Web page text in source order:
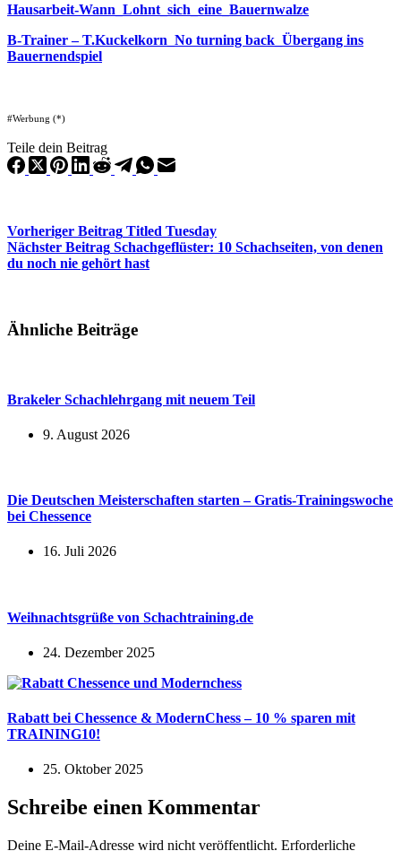
Hausarbeit-Wann_Lohnt_sich_eine_Bauernwalze
B-Trainer – T.Kuckelkorn_No turning back_Übergang ins
Bauernendspiel
#Werbung (*)
Teile dein Beitrag
Vorheriger Beitrag Titled Tuesday
Nächster Beitrag Schachgeflüster: 10 Schachseiten, von denen
du noch nie gehört hast
Ähnliche Beiträge
Brakeler Schachlehrgang mit neuem Teil
9. August 2026
Die Deutschen Meisterschaften starten – Gratis-Trainingswoche
bei Chessence
16. Juli 2026
Weihnachtsgrüße von Schachtraining.de
24. Dezember 2025
Rabatt bei Chessence & ModernChess – 10 % sparen mit
TRAINING10!
25. Oktober 2025
Schreibe einen Kommentar
Deine E-Mail-Adresse wird nicht veröffentlicht. Erforderliche